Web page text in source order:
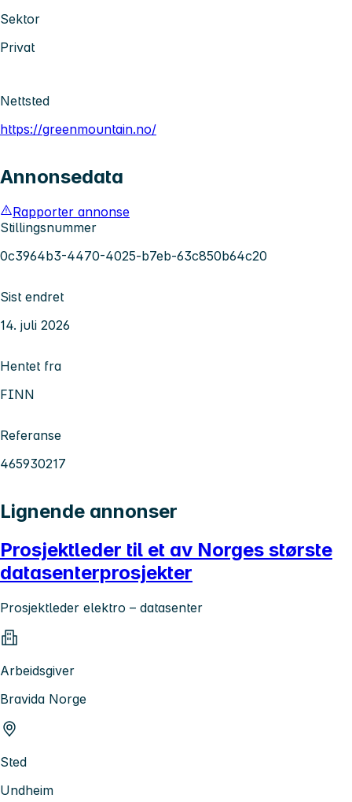
Sektor
Privat
Nettsted
https://greenmountain.no/
Annonsedata
Rapporter annonse
Stillingsnummer
0c3964b3-4470-4025-b7eb-63c850b64c20
Sist endret
14. juli 2026
Hentet fra
FINN
Referanse
465930217
Lignende annonser
Prosjektleder til et av Norges største
datasenterprosjekter
Prosjektleder elektro – datasenter
Arbeidsgiver
Bravida Norge
Sted
Undheim